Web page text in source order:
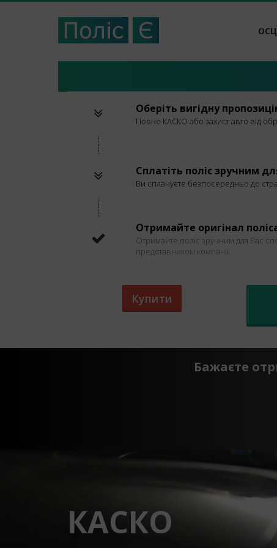
Оберіть вигідну
Повне КАСКО або захист авто від
Сплатіть поліс зручним
Ви сплачуєте безпосередньо до
Отримайте оригінал
Отримайте поліс зручним для Вас
представником компанії.
Купити
Бажаєте
КАСКО